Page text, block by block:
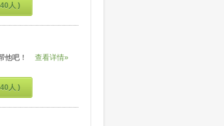
人 )
他吧！ 查看详情»
人 )